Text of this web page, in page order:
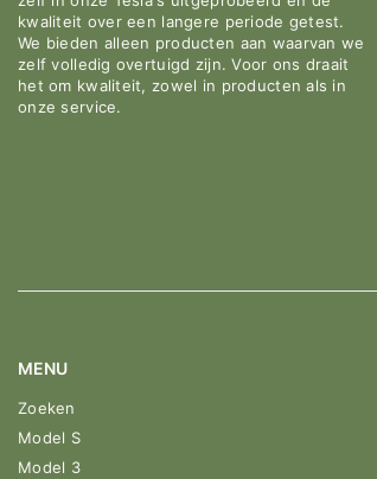
kwaliteit over een langere periode getest.
We bieden alleen producten aan waarvan we
zelf volledig overtuigd zijn. Voor ons draait
het om kwaliteit, zowel in producten als in
onze service.
MENU
Zoeken
Model S
Model 3